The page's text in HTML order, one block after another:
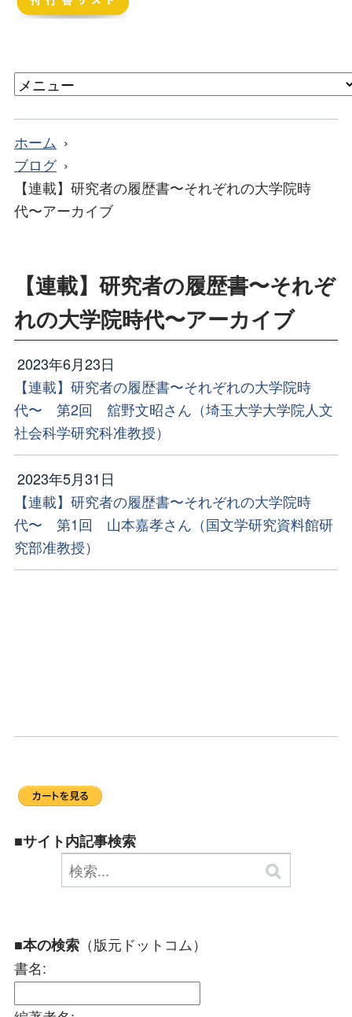
ホーム
ブログ
【連載】研究者の履歴書〜それぞれの⼤学院時
代〜アーカイブ
【連載】研究者の履歴書〜それぞ
れの⼤学院時代〜アーカイブ
2023年6月23日
【連載】研究者の履歴書〜それぞれの⼤学院時
代〜 第2回 舘野文昭さん（埼玉大学大学院人文
社会科学研究科准教授）
2023年5月31日
【連載】研究者の履歴書〜それぞれの⼤学院時
代〜 第1回 山本嘉孝さん（国文学研究資料館研
究部准教授）
■サイト内記事検索
■本の検索 （版元ドットコム）
書名: